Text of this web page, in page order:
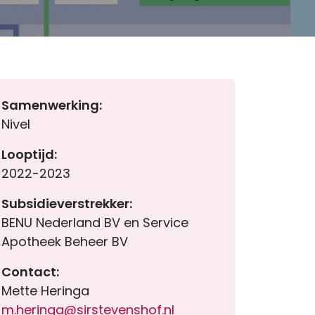
Samenwerking:
Nivel
Looptijd:
2022-2023
Subsidieverstrekker:
BENU Nederland BV en Service
Apotheek Beheer BV
Contact:
Mette Heringa
m.heringa@sirstevenshof.nl